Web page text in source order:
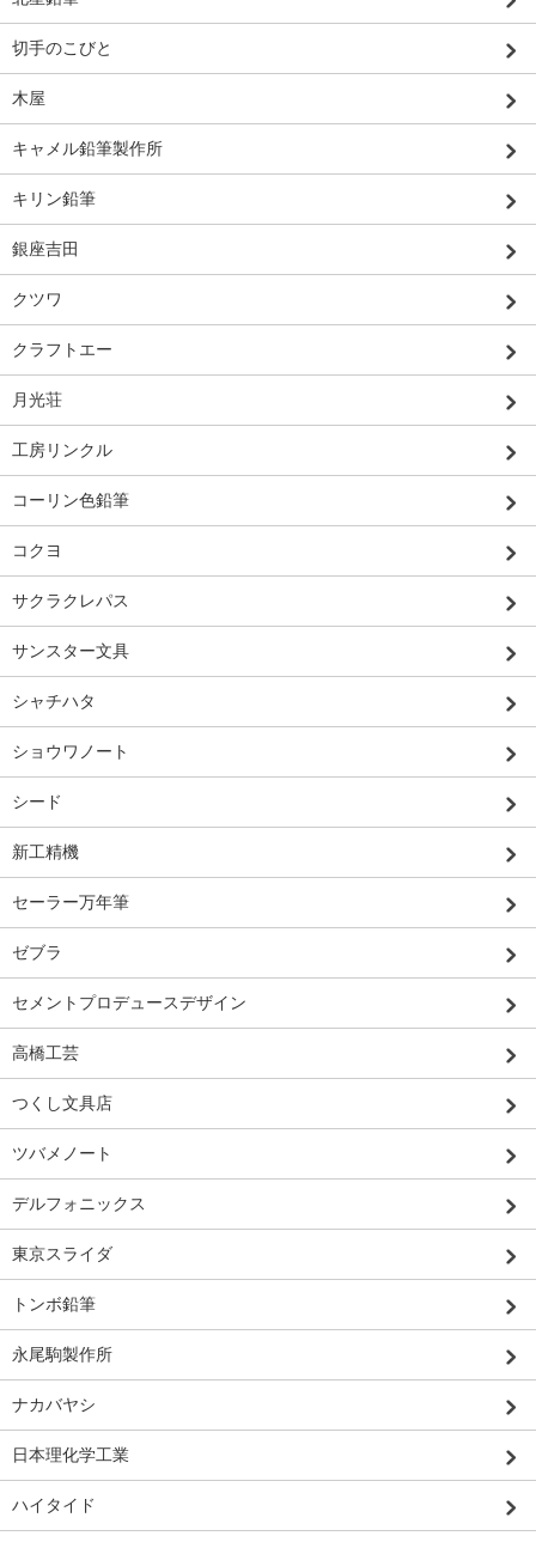
切手のこびと
木屋
キャメル鉛筆製作所
キリン鉛筆
銀座吉田
クツワ
クラフトエー
月光荘
工房リンクル
コーリン色鉛筆
コクヨ
サクラクレパス
サンスター文具
シャチハタ
ショウワノート
シード
新工精機
セーラー万年筆
ゼブラ
セメントプロデュースデザイン
高橋工芸
つくし文具店
ツバメノート
デルフォニックス
東京スライダ
トンボ鉛筆
永尾駒製作所
ナカバヤシ
日本理化学工業
ハイタイド